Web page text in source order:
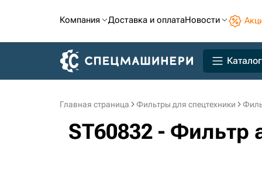
Компания Доставка и оплатаНовости
Каталог
Главная страница Фильтры для спецтехники
ST60832 -